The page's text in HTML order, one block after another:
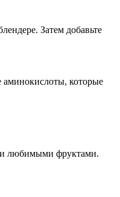
Затем добавьте
аминокислоты, которые
любимыми фруктами.